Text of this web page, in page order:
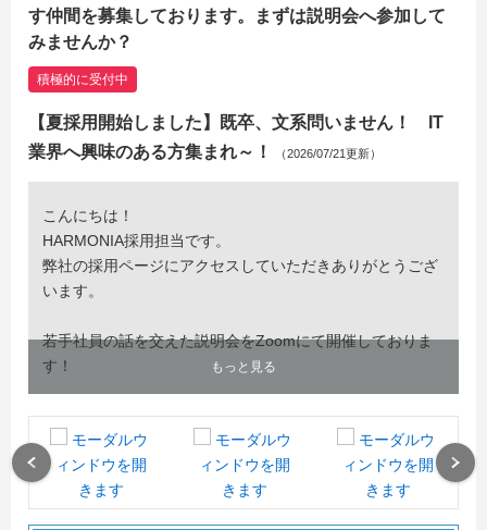
す仲間を募集しております。まずは説明会へ参加して
みませんか？
積極的に受付中
【夏採用開始しました】既卒、文系問いません！ IT
業界へ興味のある方集まれ～！
（2026/07/21更新）
こんにちは！
HARMONIA採用担当です。
弊社の採用ページにアクセスしていただきありがとうござ
います。
若手社員の話を交えた説明会をZoomにて開催しておりま
す！
選考に進みたい方に関しては、制限なく進むことができま
す。
一次面接はリモートで実施します。
皆さまのご都合に合わせて、お話できる機会を準備いたし
もっと見る